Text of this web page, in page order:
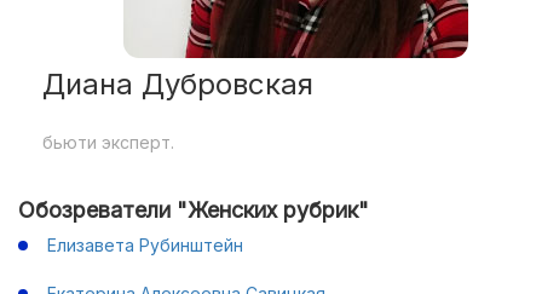
Диана Дубровская
бьюти эксперт.
Обозреватели "Женских рубрик"
Елизавета Рубинштейн